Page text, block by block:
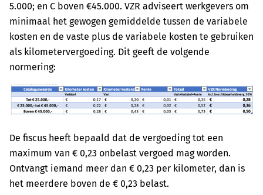
5.000; en C boven €45.000. VZR adviseert werkgevers om
minimaal het gewogen gemiddelde tussen de variabele
kosten en de vaste plus de variabele kosten te gebruiken
als kilometervergoeding. Dit geeft de volgende
normering:
De fiscus heeft bepaald dat de vergoeding tot een
maximum van € 0,23 onbelast vergoed mag worden.
Ontvangt iemand meer dan € 0,23 per kilometer, dan is
het meerdere boven de € 0,23 belast.